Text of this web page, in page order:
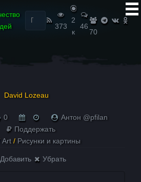
Найти:
373
2
к
46
70
David Lozeau
0
Антон @pfilan
Поддержать
Art / Рисунки и картины
Добавить Убрать